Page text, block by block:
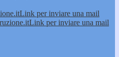
Link per inviare una mail
Link per inviare una mail